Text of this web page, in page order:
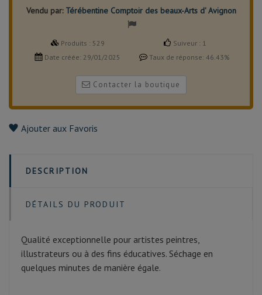
Vendu par: Térébentine Comptoir des beaux-Arts d' Avignon
Produits : 529 Suiveur : 1
Date créée: 29/01/2025 Taux de réponse: 46.43%
Contacter la boutique
Ajouter aux Favoris
DESCRIPTION
DÉTAILS DU PRODUIT
Qualité exceptionnelle pour artistes peintres,
illustrateurs ou à des fins éducatives. Séchage en
quelques minutes de manière égale.